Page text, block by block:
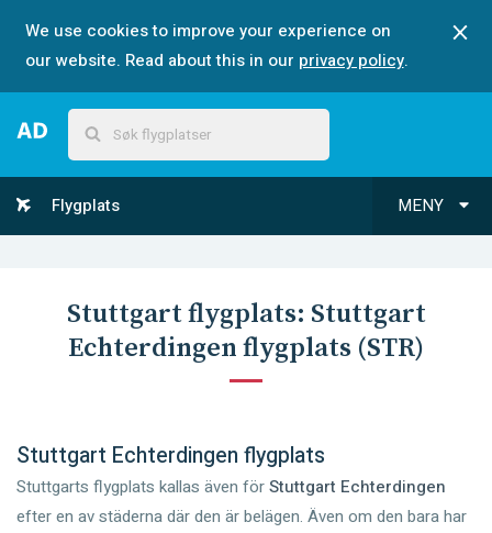
We use cookies to improve your experience on
our website. Read about this in our privacy policy.
MENY
Flygplats
Stuttgartflygplats: Stuttgart
Echterdingen flygplats (STR)
Stuttgart Echterdingen flygplats
Stuttgarts flygplats kallas även förStuttgart Echterdingen
efter en av städerna där den är belägen. Även om den bara har